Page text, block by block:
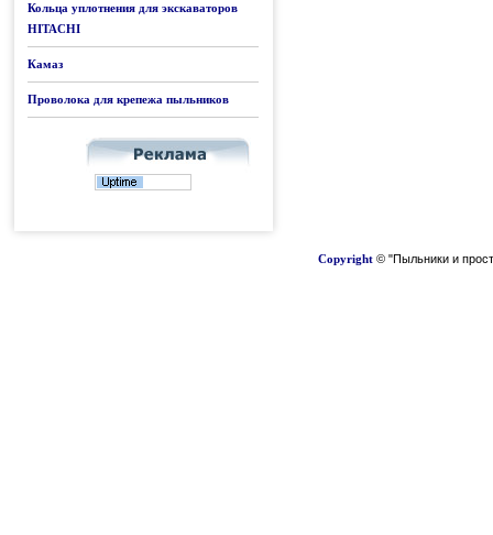
Кольца уплотнения для экскаваторов
HITACHI
Камаз
Проволока для крепежа пыльников
Copyright © "Пыльники и